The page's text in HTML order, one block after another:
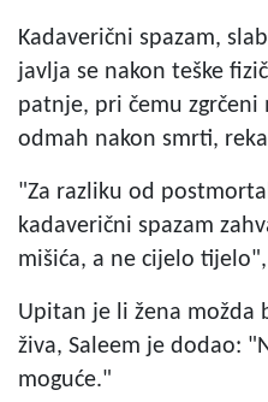
Kadaverični spazam,
javlja se nakon teške
patnje, pri čemu
odmah nakon smrti,
"Za razliku od
kadaverični spazam
mišića, a ne cijelo
Upitan je li žena možda
živa, Saleem je dodao:
moguće."